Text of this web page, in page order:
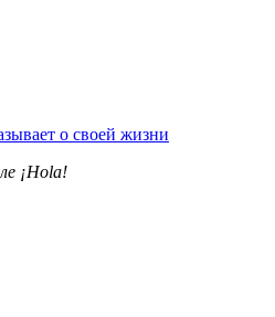
о своей жизни
¡Hola!